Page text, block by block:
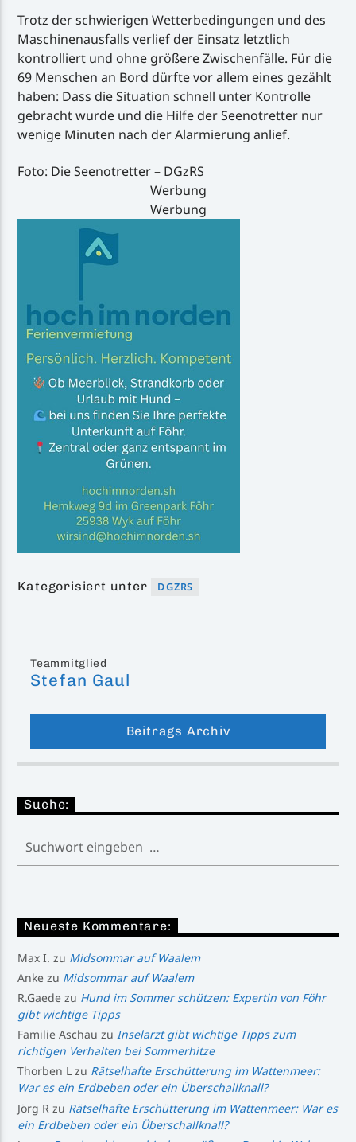
Trotz der schwierigen Wetterbedingungen und des
Maschinenausfalls verlief der Einsatz letztlich
kontrolliert und ohne größere Zwischenfälle. Für die
69 Menschen an Bord dürfte vor allem eines gezählt
haben: Dass die Situation schnell unter Kontrolle
gebracht wurde und die Hilfe der Seenotretter nur
wenige Minuten nach der Alarmierung anlief.
Foto: Die Seenotretter – DGzRS
Werbung
Werbung
Kategorisiert unter DGZRS
Teammitglied
Stefan Gaul
Beitrags Archiv
Suche:
Neueste Kommentare:
Max I. zu Midsommar auf Waalem
Anke zu Midsommar auf Waalem
R.Gaede zu Hund im Sommer schützen: Expertin von Föhr
gibt wichtige Tipps
Familie Aschau zuInselarzt gibt wichtige Tipps zum
richtigen Verhalten bei Sommerhitze
Thorben L zu Rätselhafte Erschütterung im Wattenmeer:
War es ein Erdbeben oder ein Überschallknall?
Jörg R zu Rätselhafte Erschütterung im Wattenmeer: War es
ein Erdbeben oder ein Überschallknall?